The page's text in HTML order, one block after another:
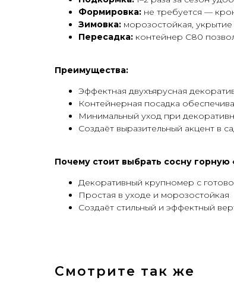
Формировка: не требуется —
Зимовка: морозостойкая,
Пересадка: контейнер С80
Преимущества:
Эффектная двухъярусная
Контейнерная посадка
Минимальный уход при
Создаёт выразительный акцент в
Почему стоит выбрать сосну
Декоративный крупномер с
Простая в уходе и морозостойкая
Создаёт стильный и эффектный
Смотрите так же